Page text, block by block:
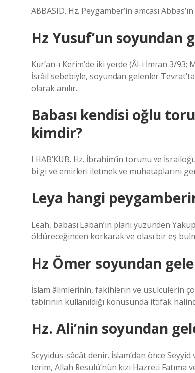
ABBASID. Hz. Peygamber’in amcası
Hz Yusuf’un soyundan
Kur’an-ı Kerim’de iki yerde (Âl-i İmran 3/93;
İsrâil sebebiyle, soyundan gelenler
olarak anılır.
Babası kendisi oğlu
kimdir?
I HAB’KUB. Hz. İbrahim’in torunu ve
bilgi ve emirleri iletmek ve muhataplarını
Leya hangi
Leah, babası Laban’ın planı yüzünden
öldüreceğinden korkarak ve olası bir eş
Hz Ömer soyundan
İslam âlimlerinin, fakihlerin ve usulcülerin
tabirinin kullanıldığı konusunda ittifak
Hz. Ali’nin soyundan
Seyyidus-sâdât denir. İslam’dan önce
terim, Allah Resulü’nün kızı Hazreti Fatıma